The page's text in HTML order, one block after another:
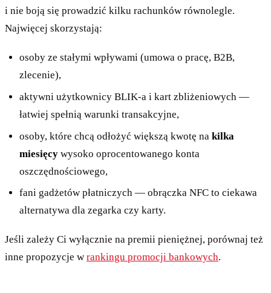
i nie boją się prowadzić kilku rachunków równolegle.
Najwięcej skorzystają:
osoby ze stałymi wpływami (umowa o pracę, B2B,
zlecenie),
aktywni użytkownicy BLIK-a i kart zbliżeniowych —
łatwiej spełnią warunki transakcyjne,
osoby, które chcą odłożyć większą kwotę na kilka
miesięcy wysoko oprocentowanego konta
oszczędnościowego,
fani gadżetów płatniczych — obrączka NFC to ciekawa
alternatywa dla zegarka czy karty.
Jeśli zależy Ci wyłącznie na premii pieniężnej, porównaj też
inne propozycje w rankingu promocji bankowych.